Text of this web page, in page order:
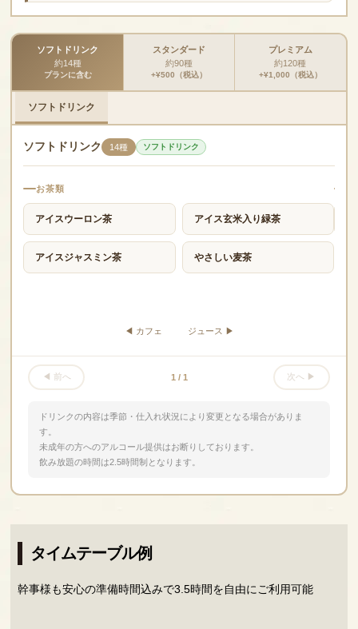
ソフトドリンク
約14種
プランに含む
スタンダード
約90種
+¥500（税込）
プレミアム
約120種
+¥1,000（税込）
ソフトドリンク
ソフトドリンク 14種 ソフトドリンク
お茶類
アイスウーロン茶 アイス玄米入り緑茶
アイスジャスミン茶 やさしい麦茶
◀ カフェ ジュース ▶
◀ 前へ 1 / 1 次へ ▶
ドリンクの内容は季節・仕入れ状況により変更となる場合がありま
す。
未成年の方へのアルコール提供はお断りしております。
飲み放題の時間は2.5時間制となります。
タイムテーブル例
幹事様も安心の準備時間込みで3.5時間を自由にご利用可能